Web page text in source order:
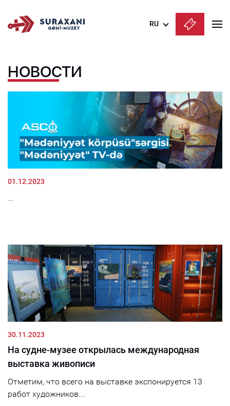
RU
НОВОСТИ
01.12.2023
...
30.11.2023
На судне-музее открылась международная
выставка живописи
Отметим, что всего на выставке экспонируется 13
работ художников...